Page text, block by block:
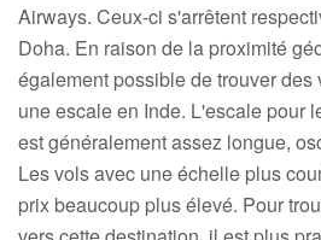
Airways. Ceux-ci s'arrêtent
Doha. En raison de la proximité
également possible de trouver
une escale en Inde. L'escale pour
est généralement assez longue,
Les vols avec une échelle plus
prix beaucoup plus élevé. Pour